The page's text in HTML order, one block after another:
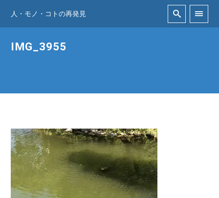
人・モノ・コトの再発見
IMG_3955